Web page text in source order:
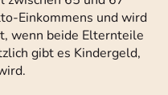
Einkommens und wird
wenn beide Elternteile
gibt es Kindergeld,